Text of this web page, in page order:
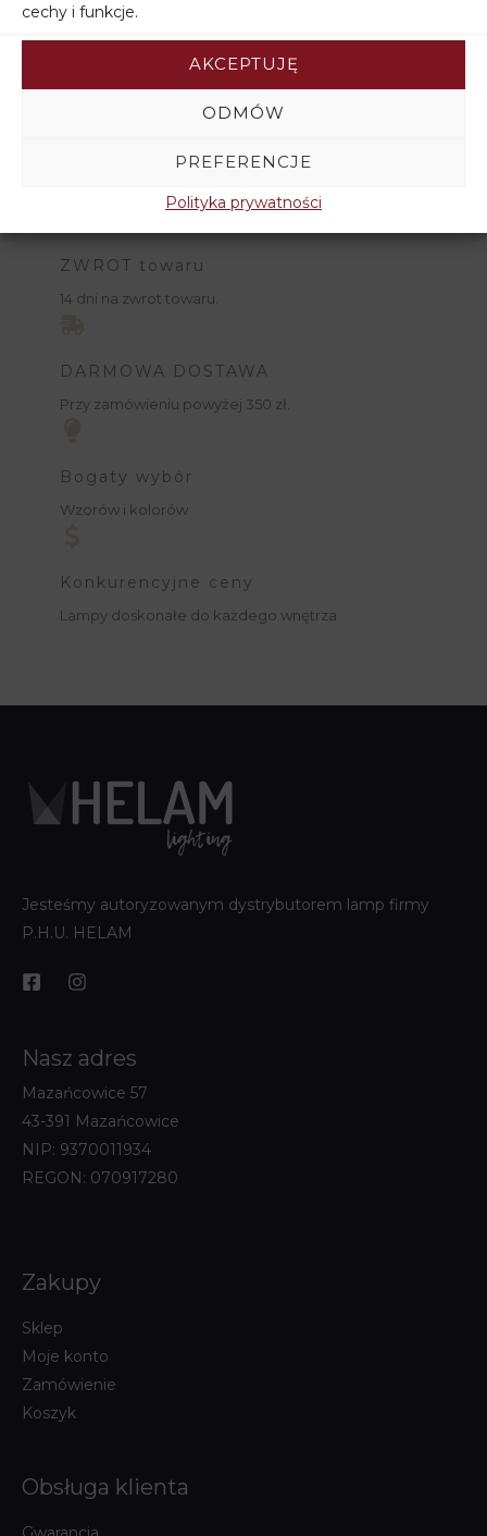
cechy i funkcje.
AKCEPTUJĘ
ODMÓW
PREFERENCJE
Polityka prywatności
Filtruj wg stanu magazynowego
ZWROT towaru
14 dni na zwrot towaru.
DARMOWA DOSTAWA
Przy zamówieniu powyżej 350 zł.
Bogaty wybór
Wzorów i kolorów
Konkurencyjne ceny
Lampy doskonałe do każdego wnętrza
Jesteśmy autoryzowanym dystrybutorem lamp firmy
P.H.U. HELAM
Nasz adres
Mazańcowice 57
43-391 Mazańcowice
NIP: 9370011934
REGON: 070917280
Zakupy
Sklep
Moje konto
Zamówienie
Koszyk
Obsługa klienta